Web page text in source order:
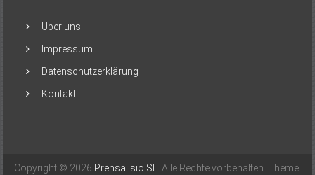
Über uns
Impressum
Datenschutzerklärung
Kontakt
Copyright © 2026 Prensalisio SL. Alle Rechte vorbehalten. Theme: